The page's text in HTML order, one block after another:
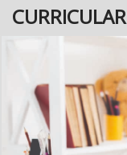
CURRICULAR